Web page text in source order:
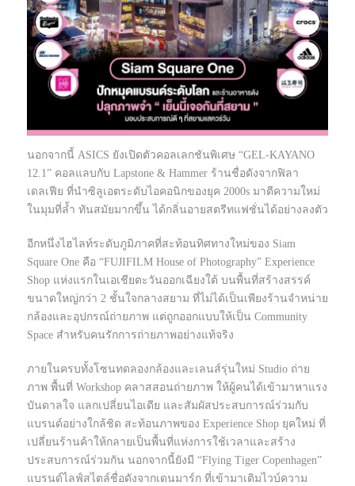
นอกจากนี้ ASICS ยังเปิดตัวคอลเลกชันพิเศษ “GEL-KAYANO
12.1” คอลแลบกับ Lapstone & Hammer ร้านชื่อดังจากฟิลา
เดลเฟีย ที่นำซิลูเอตระดับไอคอนิกของยุค 2000s มาตีความใหม่
ในมุมที่ล้ำ ทันสมัยมากขึ้น ได้กลิ่นอายสตรีทแฟชั่นได้อย่างลงตัว
อีกหนึ่งไฮไลท์ระดับภูมิภาคที่สะท้อนทิศทางใหม่ของ Siam
Square One คือ “FUJIFILM House of Photography” Experience
Shop แห่งแรกในเอเชียตะวันออกเฉียงใต้ บนพื้นที่สร้างสรรค์
ขนาดใหญ่กว่า 2 ชั้นใจกลางสยาม ที่ไม่ได้เป็นเพียงร้านจำหน่าย
กล้องและอุปกรณ์ถ่ายภาพ แต่ถูกออกแบบให้เป็น Community
Space สำหรับคนรักการถ่ายภาพอย่างแท้จริง
ภายในครบทั้งโซนทดลองกล้องและเลนส์รุ่นใหม่ Studio ถ่าย
ภาพ พื้นที่ Workshop คลาสสอนถ่ายภาพ ให้ผู้คนได้เข้ามาหาแรง
บันดาลใจ แลกเปลี่ยนไอเดีย และสัมผัสประสบการณ์ร่วมกับ
แบรนด์อย่างใกล้ชิด สะท้อนภาพของ Experience Shop ยุคใหม่ ที่
เปลี่ยนร้านค้าให้กลายเป็นพื้นที่แห่งการใช้เวลาและสร้าง
ประสบการณ์ร่วมกัน นอกจากนี้ยังมี “Flying Tiger Copenhagen”
แบรนด์ไลฟ์สไตล์ชื่อดังจากเดนมาร์ก ที่เข้ามาเติมไวบ์ความ